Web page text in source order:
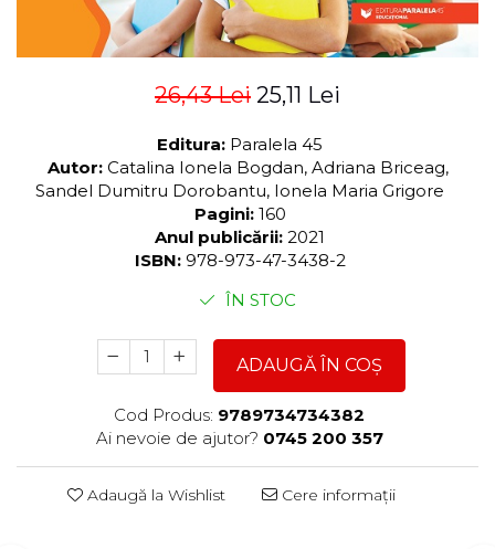
26,43 Lei 25,11 Lei
Editura: Paralela 45
Autor: Catalina Ionela Bogdan, Adriana Briceag,
Sandel Dumitru Dorobantu, Ionela Maria Grigore
Pagini: 160
Anul publicării: 2021
ISBN: 978-973-47-3438-2
ÎN STOC
ADAUGĂ ÎN COȘ
Cod Produs: 9789734734382
Ai nevoie de ajutor? 0745 200 357
Adaugă la Wishlist Cere informații